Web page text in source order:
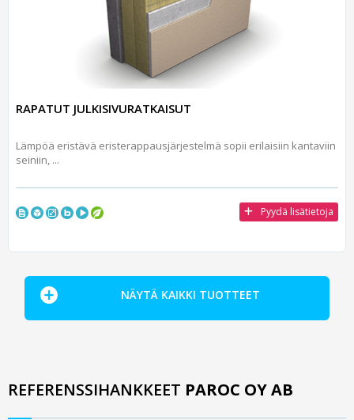
RAPATUT JULKISIVURATKAISUT
Lämpöä eristävä eristerappausjärjestelmä sopii erilaisiin kantaviin
seiniin, ...
Pyydä lisätietoja
NÄYTÄ KAIKKI TUOTTEET
REFERENSSIHANKKEET PAROC OY AB